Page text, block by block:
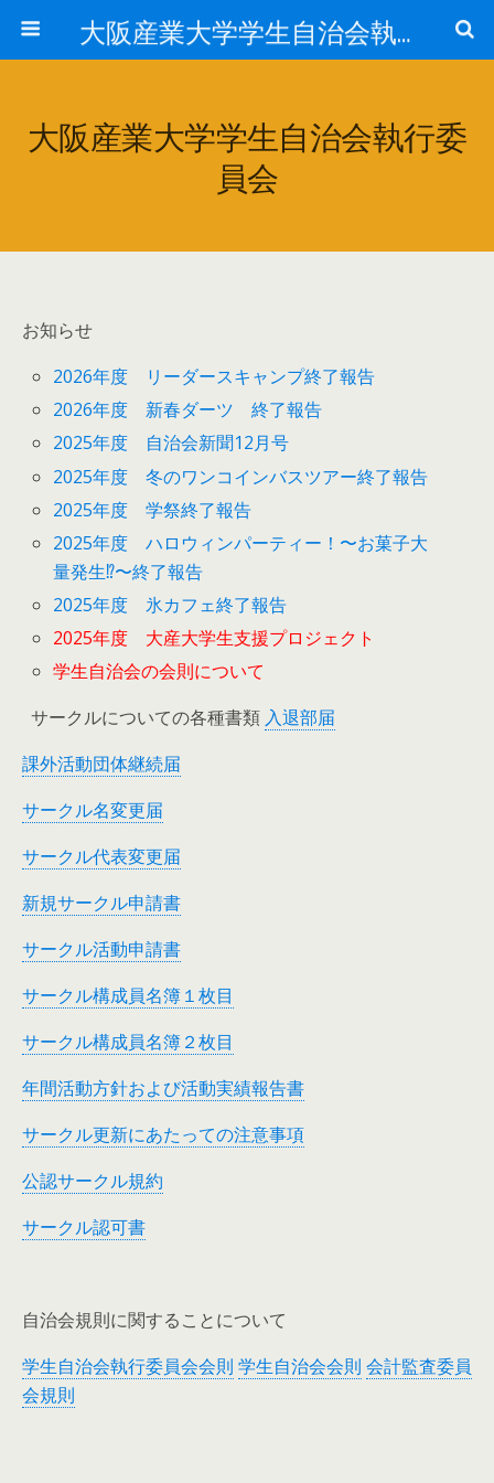
大阪産業大学学生自治会執行委員会
大阪産業大学学生自治会執行委
員会
お知らせ
2026年度 リーダースキャンプ終了報告
2026年度 新春ダーツ 終了報告
2025年度 自治会新聞12月号
2025年度 冬のワンコインバスツアー終了報告
2025年度 学祭終了報告
2025年度 ハロウィンパーティー！〜お菓子大
量発生⁉︎〜終了報告
2025年度 氷カフェ終了報告
2025年度 大産大学生支援プロジェクト
学生自治会の会則について
サークルについての各種書類 入退部届
課外活動団体継続届
サークル名変更届
サークル代表変更届
新規サークル申請書
サークル活動申請書
サークル構成員名簿１枚目
サークル構成員名簿２枚目
年間活動方針および活動実績報告書
サークル更新にあたっての注意事項
公認サークル規約
サークル認可書
自治会規則に関することについて
学生自治会執行委員会会則 学生自治会会則 会計監査委員
会規則